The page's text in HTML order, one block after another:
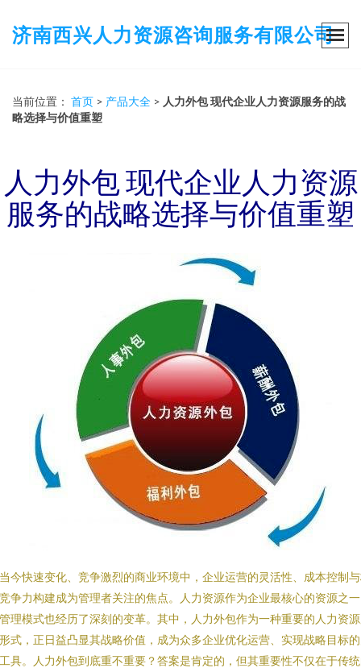
济南西兴人力资源咨询服务有限公司
当前位置： 首页 > 产品大全 > 人力外包 现代企业人力资源服务的战
略选择与价值重塑
人力外包 现代企业人力资源
服务的战略选择与价值重塑
今快速变化、竞争激烈的商业环境中，企业运营的灵活性、成本控制
争力构建成为管理者关注的焦点。人力资源作为企业最核心的资源之
理模式也经历了深刻的变革。其中，人力外包作为一种重要的人力资
式，正日益凸显其战略价值，成为众多企业优化运营、实现战略目标
具。人力外包到底重不重要？答案是肯定的，但其重要性不仅在于传